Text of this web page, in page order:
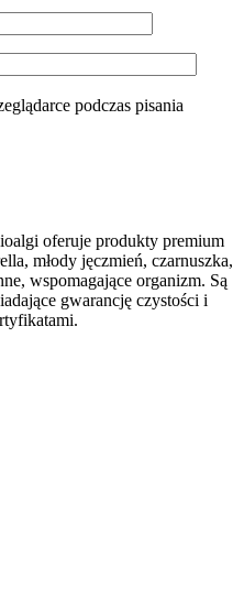
podczas pisania
oferuje produkty premium
młody jęczmień, czarnuszka,
wspomagające organizm. Są
gwarancję czystości i